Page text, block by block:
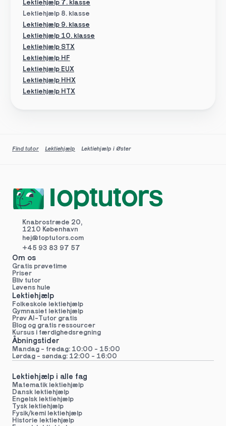
Lektiehjælp 8. klasse
Lektiehjælp 7. klasse
Lektiehjælp 9. klasse
Lektiehjælp 10. klasse
Lektiehjælp HF
Lektiehjælp EUX
Lektiehjælp STX
Lektiehjælp HHX
Lektiehjælp HTX
Find tutor Lektiehjælp Lektiehjælp i Øster
Knabrostræde 20,
1210 København
hej@toptutors.com
+45 93 83 97 57
Om os
Gratis prøvetime
Priser
Bliv tutor
Løvens hule
Lektiehjælp
Folkeskole lektiehjælp
Gymnasiet lektiehjælp
Prøv AI-Tutor gratis
Blog og gratis ressourcer
Kursus i færdighedsregning
Åbningstider
Mandag - fredag: 10:00 - 15:00
Lørdag - søndag: 12:00 - 16:00
Lektiehjælp i alle fag
Matematik lektiehjælp
Dansk lektiehjælp
Engelsk lektiehjælp
Tysk lektiehjælp
Fysik/kemi lektiehjælp
Historie lektiehjælp